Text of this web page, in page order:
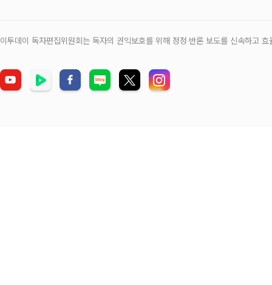
이투데이 독자편집위원회는 독자의 권익보호를 위해 정정‧반론 보도를 신속하고